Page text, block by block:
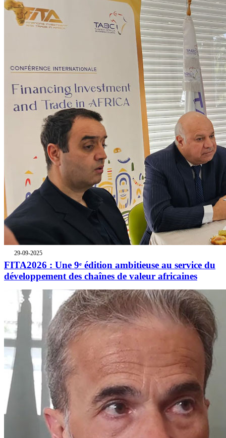
29-09-2025
FITA2026 : Une 9ᵉ édition ambitieuse au service du
développement des chaînes de valeur africaines